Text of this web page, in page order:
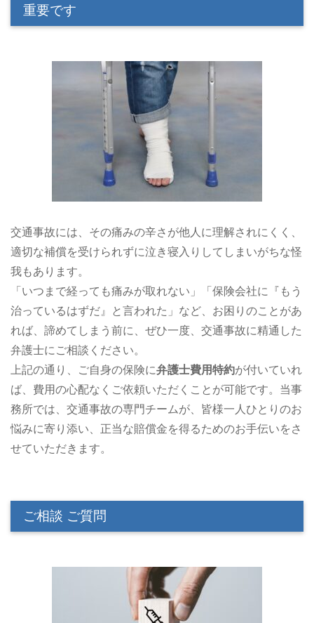
重要です
交通事故には、その痛みの辛さが他人に理解されにくく、
適切な補償を受けられずに泣き寝入りしてしまいがちな怪
我もあります。
「いつまで経っても痛みが取れない」「保険会社に『もう
治っているはずだ』と言われた」など、お困りのことがあ
れば、諦めてしまう前に、ぜひ一度、交通事故に精通した
弁護士にご相談ください。
上記の通り、ご自身の保険に弁護士費用特約が付いていれ
ば、費用の心配なくご依頼いただくことが可能です。当事
務所では、交通事故の専門チームが、皆様一人ひとりのお
悩みに寄り添い、正当な賠償金を得るためのお手伝いをさ
せていただきます。
ご相談 ご質問